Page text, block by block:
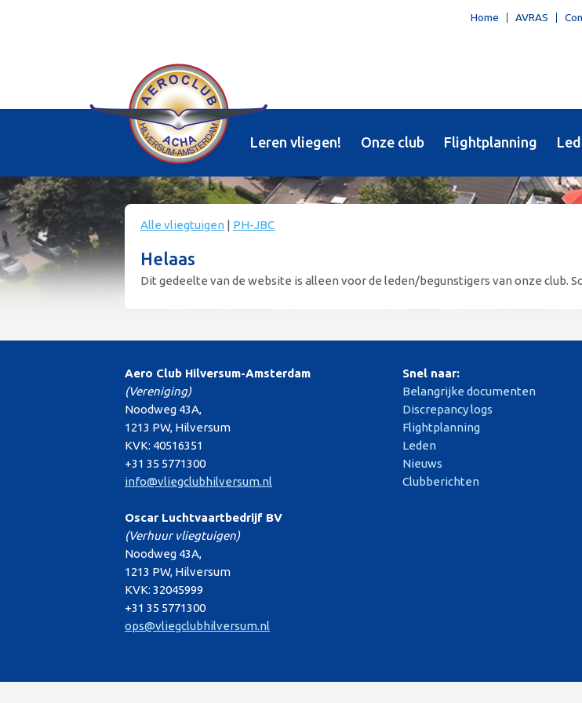
Home AVRAS
Leren vliegen! Onze club Flightplanning
Alle vliegtuigen | PH-JBC
Helaas
Dit gedeelte van de website is alleen voor de leden/begunstigers van onze club.
Aero Club Hilversum-Amsterdam
(Vereniging)
Noodweg 43A,
1213 PW, Hilversum
KVK: 40516351
+31 35 5771300
info@vliegclubhilversum.nl
Oscar Luchtvaartbedrijf BV
(Verhuur vliegtuigen)
Noodweg 43A,
1213 PW, Hilversum
KVK: 32045999
+31 35 5771300
ops@vliegclubhilversum.nl
Snel naar:
Belangrijke documenten
Discrepancy logs
Flightplanning
Leden
Nieuws
Clubberichten